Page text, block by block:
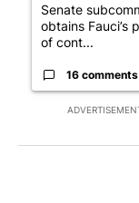
Senate
obtains Fauci’s
of cont...
16 comments